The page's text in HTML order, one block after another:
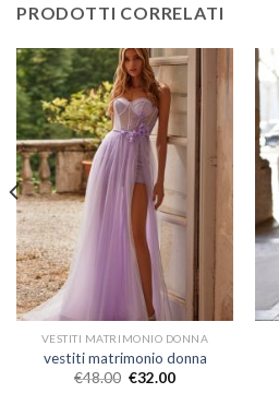
PRODOTTI CORRELATI
VESTITI MATRIMONIO DONNA
vestiti matrimonio donna
€48.00 €32.00